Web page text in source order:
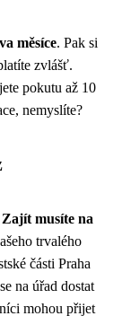
měsíce. Pak si
zvlášť.
pokutu až 10
nemyslíte?
Zajít musíte na
trvalého
části Praha
na úřad dostat
mohou přijet